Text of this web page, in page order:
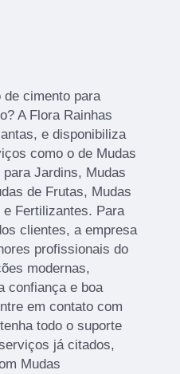
de cimento para
A Flora Rainhas
e disponibiliza
como o de Mudas
Jardins, Mudas
de Frutas, Mudas
e Fertilizantes. Para
clientes, a empresa
profissionais do
modernas,
confiança e boa
em contato com
todo o suporte
já citados,
Mudas